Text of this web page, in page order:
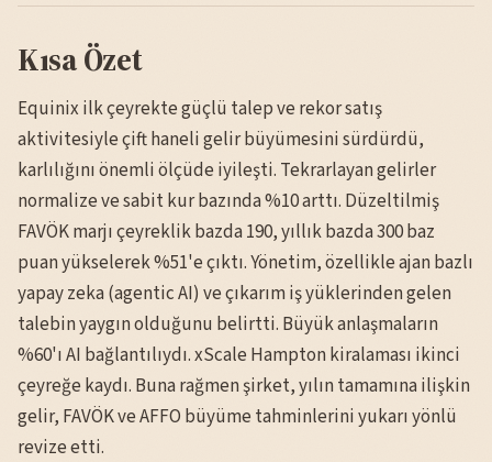
Kısa Özet
Equinix ilk çeyrekte güçlü talep ve rekor satış
aktivitesiyle çift haneli gelir büyümesini sürdürdü,
karlılığını önemli ölçüde iyileşti. Tekrarlayan gelirler
normalize ve sabit kur bazında %10 arttı. Düzeltilmiş
FAVÖK marjı çeyreklik bazda 190, yıllık bazda 300 baz
puan yükselerek %51'e çıktı. Yönetim, özellikle ajan bazlı
yapay zeka (agentic AI) ve çıkarım iş yüklerinden gelen
talebin yaygın olduğunu belirtti. Büyük anlaşmaların
%60'ı AI bağlantılıydı. xScale Hampton kiralaması ikinci
çeyreğe kaydı. Buna rağmen şirket, yılın tamamına ilişkin
gelir, FAVÖK ve AFFO büyüme tahminlerini yukarı yönlü
revize etti.